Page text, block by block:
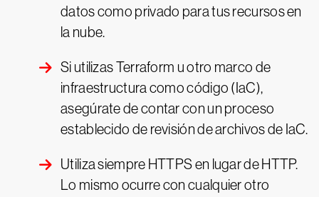
datos como privado para tus recursos en
la nube.
Si utilizas Terraform u otro marco de
infraestructura como código (IaC),
asegúrate de contar con un proceso
establecido de revisión de archivos de IaC.
Utiliza siempre HTTPS en lugar de HTTP.
Lo mismo ocurre con cualquier otro